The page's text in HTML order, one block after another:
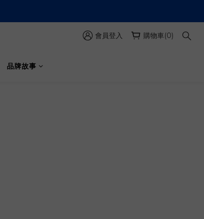
會員登入 購物車(0)
品牌故事